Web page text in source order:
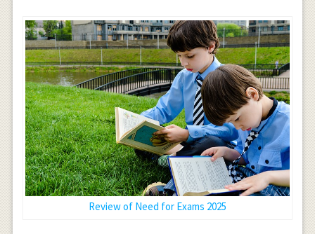
Review of Need for Exams 2025